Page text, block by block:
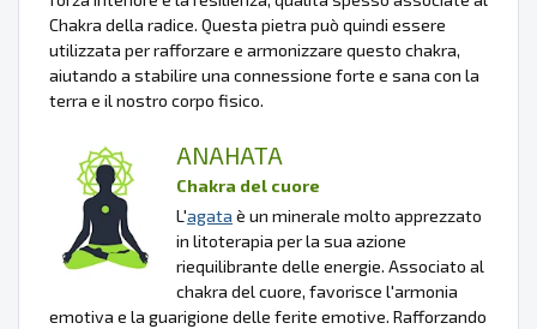
Chakra della radice. Questa pietra può quindi essere
utilizzata per rafforzare e armonizzare questo chakra,
aiutando a stabilire una connessione forte e sana con la
terra e il nostro corpo fisico.
ANAHATA
Chakra del cuore
L'agata è un minerale molto apprezzato
in litoterapia per la sua azione
riequilibrante delle energie. Associato al
chakra del cuore, favorisce l'armonia
emotiva e la guarigione delle ferite emotive. Rafforzando